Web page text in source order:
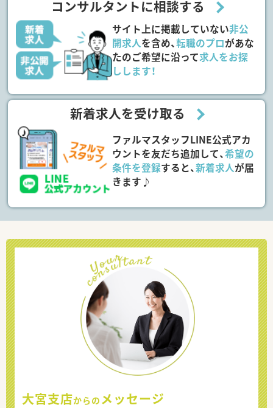
コンサルタントに相談する
サイト上に掲載していない非公
開求人を含め、転職のプロがあな
たのご希望に沿って求人をお探
しします！
新着求人を受け取る
ファルマスタッフLINE公式アカ
ウントを友だち追加して、希望の
条件を登録すると、新着求人が届
きます♪
大宮支店からの メッセージ